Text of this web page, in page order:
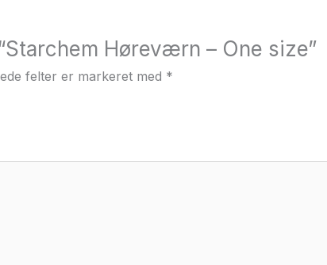
Høreværn – One size”
felter er markeret med *